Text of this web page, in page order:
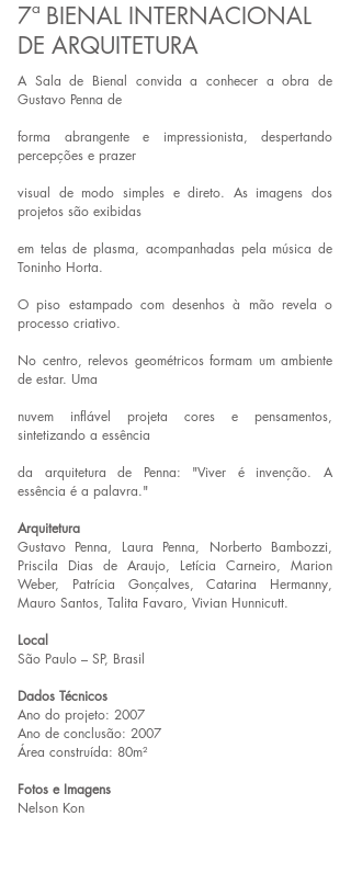
7ª BIENAL INTERNACIONAL
DE ARQUITETURA
A Sala de Bienal convida a conhecer a obra de
Gustavo Penna de
forma abrangente e impressionista, despertando
percepções e prazer
visual de modo simples e direto. As imagens dos
projetos são exibidas
em telas de plasma, acompanhadas pela música de
Toninho Horta.
O piso estampado com desenhos à mão revela o
processo criativo.
No centro, relevos geométricos formam um ambiente
de estar. Uma
nuvem inflável projeta cores e pensamentos,
sintetizando a essência
da arquitetura de Penna: "Viver é invenção. A
essência é a palavra."
Arquitetura
Gustavo Penna, Laura Penna, Norberto Bambozzi,
Priscila Dias de Araujo, Letícia Carneiro, Marion
Weber, Patrícia Gonçalves, Catarina Hermanny,
Mauro Santos, Talita Favaro, Vivian Hunnicutt.
Local
São Paulo – SP, Brasil
Dados Técnicos
Ano do projeto: 2007
Ano de conclusão: 2007
Área construída: 80m²
Fotos e Imagens
Nelson Kon